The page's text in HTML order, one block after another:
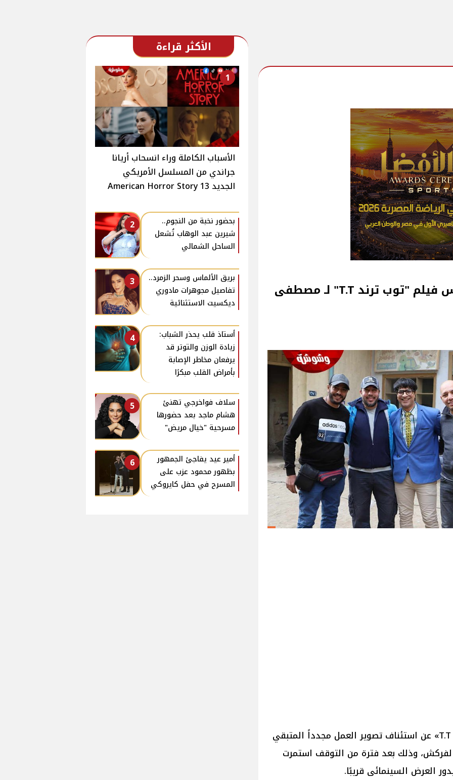
شاهد.. لقطات من كواليس فيلم "توب ترند T.T" لـ مصطفى
كشف نجوم وصناع فيلم «توب ترند T.T» عن استئناف تصوير العمل مجدداً المتبقي
وذلك بعد فترة من التوقف استمرت
العرض السينمائى قريبًا.
الأكثر قراءة
1
الأسباب الكاملة وراء انسحاب أريانا
جراندي من المسلسل الأمريكي
الجديد 13 American Horror Story
2
بحضور نخبة من النجوم..
شيرين عبد الوهاب تُشعل
الساحل الشمالي
3
بريق الألماس وسحر الزمرد..
تفاصيل مجوهرات مادوري
ديكسيت الاستثنائية
4
أستاذ قلب يحذر الشباب:
زيادة الوزن والتوتر قد
يرفعان مخاطر الإصابة
بأمراض القلب مبكرًا
5
سلاف فواخرجي تهنئ
هشام ماجد بعد حضورها
مسرحية "خيال مريض"
6
أمير عيد يفاجئ الجمهور
بظهور محمود عزب على
المسرح في حفل كايروكي